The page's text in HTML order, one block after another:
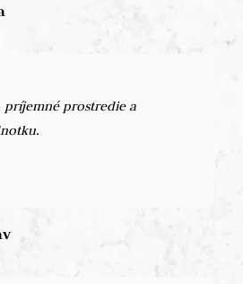
príjemné prostredie a